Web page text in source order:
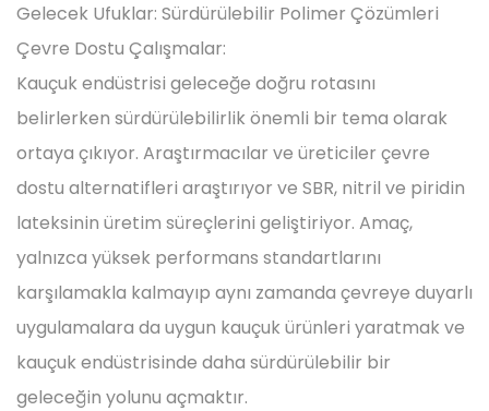
Gelecek Ufuklar: Sürdürülebilir Polimer Çözümleri
Çevre Dostu Çalışmalar:
Kauçuk endüstrisi geleceğe doğru rotasını
belirlerken sürdürülebilirlik önemli bir tema olarak
ortaya çıkıyor. Araştırmacılar ve üreticiler çevre
dostu alternatifleri araştırıyor ve SBR, nitril ve piridin
lateksinin üretim süreçlerini geliştiriyor. Amaç,
yalnızca yüksek performans standartlarını
karşılamakla kalmayıp aynı zamanda çevreye duyarlı
uygulamalara da uygun kauçuk ürünleri yaratmak ve
kauçuk endüstrisinde daha sürdürülebilir bir
geleceğin yolunu açmaktır.